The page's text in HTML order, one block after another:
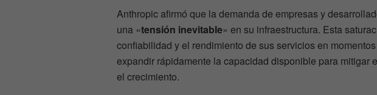
Anthropic afirmó que la demanda de empresas y
una «tensión inevitable» en su infraestructura. Esta
confiabilidad y el rendimiento de sus servicios en
expandir rápidamente la capacidad disponible para mitigar
el crecimiento.